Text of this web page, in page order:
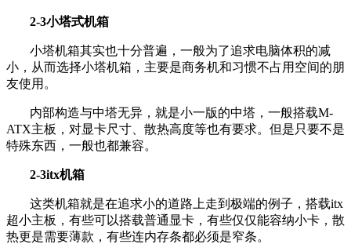
2-3小塔式机箱
小塔机箱其实也十分普遍，一般为了追求电脑体积的减
小，从而选择小塔机箱，主要是商务机和习惯不占用空间的朋
友使用。
内部构造与中塔无异，就是小一版的中塔，一般搭载M-
ATX主板，对显卡尺寸、散热高度等也有要求。但是只要不是
特殊东西，一般也都兼容。
2-3itx机箱
这类机箱就是在追求小的道路上走到极端的例子，搭载itx
超小主板，有些可以搭载普通显卡，有些仅仅能容纳小卡，散
热更是需要薄款，有些连内存条都必须是窄条。